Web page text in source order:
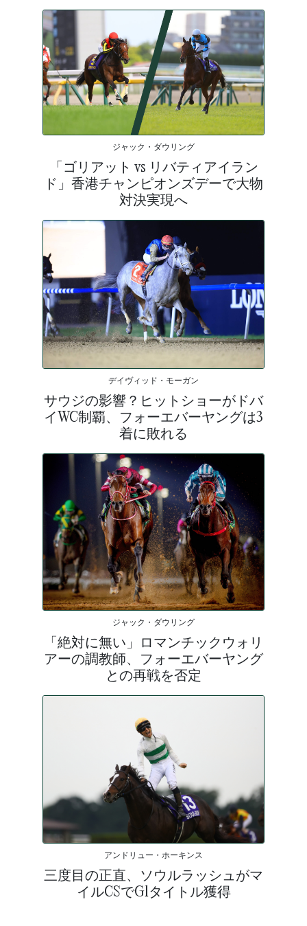
ジャック・ダウリング
「ゴリアット vs リバティアイラン
ド」香港チャンピオンズデーで大物
対決実現へ
デイヴィッド・モーガン
サウジの影響？ヒットショーがドバ
イWC制覇、フォーエバーヤングは3
着に敗れる
ジャック・ダウリング
「絶対に無い」ロマンチックウォリ
アーの調教師、フォーエバーヤング
との再戦を否定
アンドリュー・ホーキンス
三度目の正直、ソウルラッシュがマ
イルCSでG1タイトル獲得